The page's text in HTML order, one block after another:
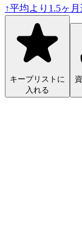
↑平均より 1.5ヶ
キープリストに
入れる